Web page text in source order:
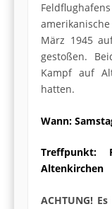
März 1945
gestoßen.
Kampf auf
hatten.
Wann:
Treffpunkt:
Altenkirchen
ACHTUNG!